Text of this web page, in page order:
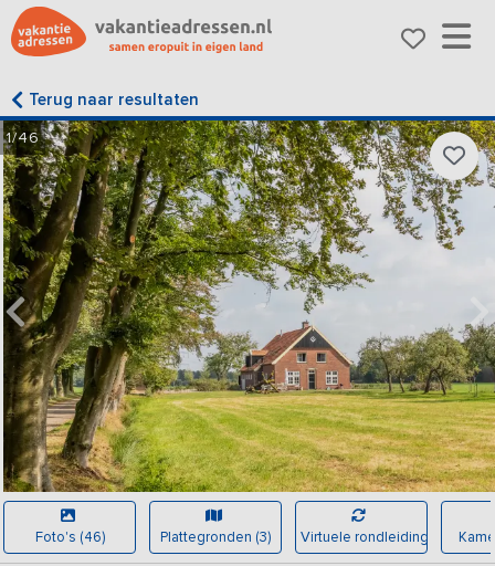
Terug naar resultaten
1/46
Foto's (46) Plattegronden (3) Virtuele rondleiding